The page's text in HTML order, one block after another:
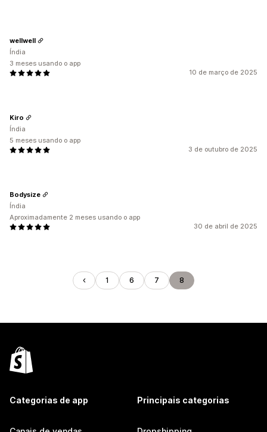
10 de março de 2025
wellwell
Índia
3 meses usando o app
3 de outubro de 2025
Kiro
Índia
5 meses usando o app
30 de abril de 2025
Bodysize
Índia
Aproximadamente 2 meses usando o app
1 6 7 8
Categorias de app Principais categorias